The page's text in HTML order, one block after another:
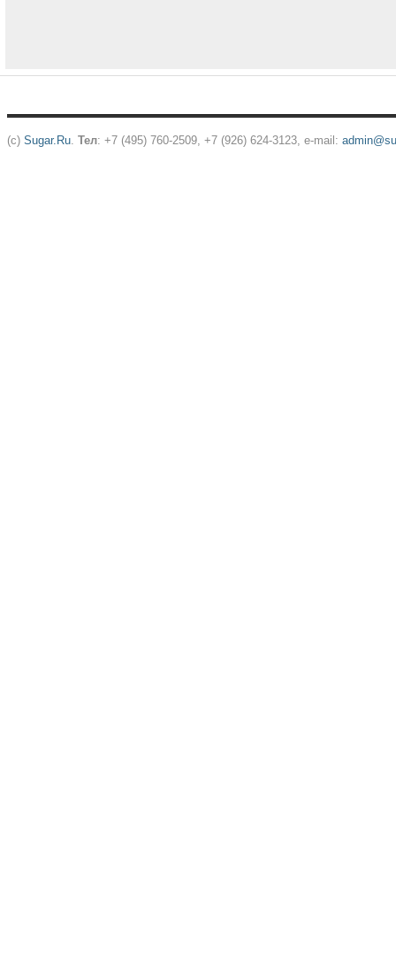
(c) Sugar.Ru. Тел: +7 (495) 760-2509, +7 (926) 624-3123, e-mail: